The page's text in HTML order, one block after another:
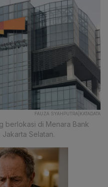
FAUZA SYAHPUTRA|KATADATA
berlokasi di Menara Bank
Jakarta Selatan.